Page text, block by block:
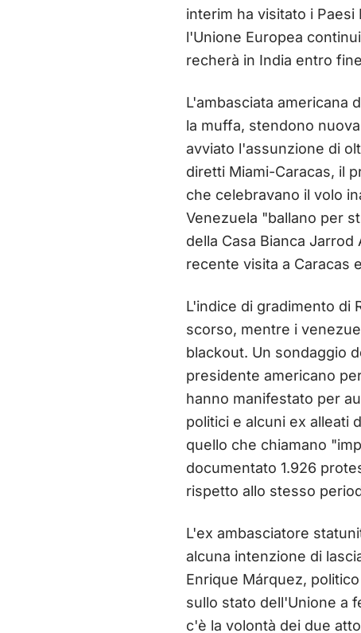
interim ha visitato i
l'Unione Europea
recherà in India entro
L'ambasciata americana
la muffa, stendono
avviato l'assunzione di
diretti Miami-Caracas, il
che celebravano il volo
Venezuela "ballano per
della Casa Bianca
recente visita a Caracas
L'indice di gradimento di
scorso, mentre i
blackout. Un sondaggio
presidente americano
hanno manifestato per
politici e alcuni ex alleati
quello che chiamano
documentato 1.926
rispetto allo stesso
L'ex ambasciatore
alcuna intenzione di
Enrique Márquez,
sullo stato dell'Unione a
c'è la volontà dei due